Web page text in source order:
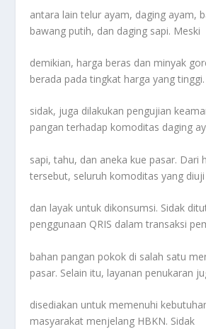
antara lain telur ayam, daging ayam,
bawang putih, dan daging sapi. Meski
demikian, harga beras dan minyak
berada pada tingkat harga yang
sidak, juga dilakukan pengujian
pangan terhadap komoditas daging
sapi, tahu, dan aneka kue pasar. Dari
tersebut, seluruh komoditas yang
dan layak untuk dikonsumsi. Sidak
penggunaan QRIS dalam transaksi
bahan pangan pokok di salah satu
pasar. Selain itu, layanan penukaran
disediakan untuk memenuhi
masyarakat menjelang HBKN. Sidak